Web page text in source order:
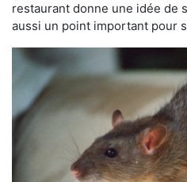
restaurant donne une idée de
aussi un point important pour